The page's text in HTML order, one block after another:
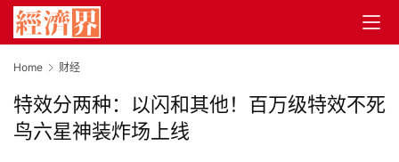
Home 财经
特效分两种：以闪和其他！百万级特效不死
鸟六星神装炸场上线